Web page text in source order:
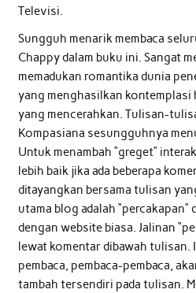
Televisi.
Sungguh menarik membaca
Chappy dalam buku ini. Sangat
memadukan romantika dunia
yang menghasilkan
yang mencerahkan. Tulisan-
Kompasiana sesungguhnya
Untuk menambah “greget”
lebih baik jika ada beberapa
ditayangkan bersama tulisan
utama blog adalah “percakapan”
dengan website biasa. Jalinan
lewat komentar dibawah
pembaca, pembaca-pembaca,
tambah tersendiri pada tulisan.